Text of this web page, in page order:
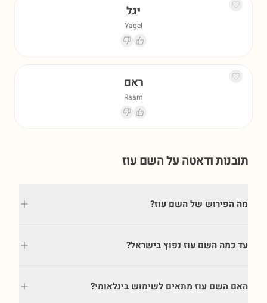
יגל
Yagel
ראם
Raam
תובנות ודאטה על השם עוז
מה הפירוש של השם עוז?
עד כמה השם עוז נפוץ בישראל?
האם השם עוז מתאים לשימוש בינלאומי?